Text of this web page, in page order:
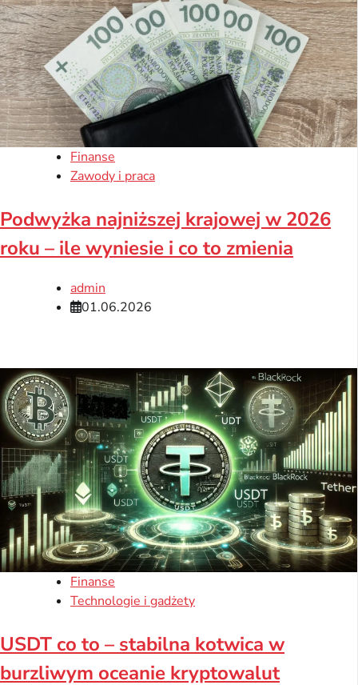
Finanse
Zawody i praca
Podwyżka najniższej krajowej w 2026
roku – ile wyniesie i co to zmienia
admin
01.06.2026
Finanse
Technologie i gadżety
USDT co to – stabilna kotwica w
burzliwym oceanie kryptowalut